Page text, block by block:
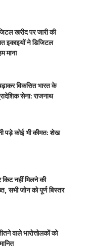
खरीद पर जारी की
इकाइयों ने डिजिटल
माना
विकसित भारत के
सेना: राजनाथ
पड़े कोई भी कीमत: शेख
किट नहीं मिलने की
सभी जोन को पूर्ण बिस्तर
वाले भारोत्तोलकों को